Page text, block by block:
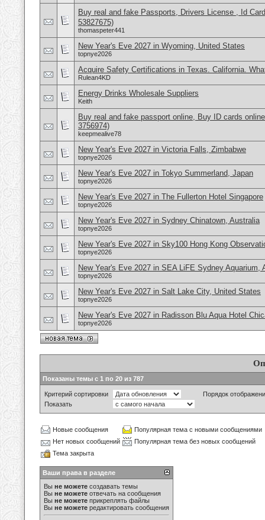
Buy real and fake Passports, Drivers License , Id
53827675)
thomaspeter441
New Year's Eve 2027 in Wyoming, United States
topnye2026
Acquire Safety Certifications in Texas. California.
Rulean4KD
Energy Drinks Wholesale Suppliers
Keith
Buy real and fake passport online, Buy ID cards
3756974)
keepmealive78
New Year's Eve 2027 in Victoria Falls, Zimbabwe
topnye2026
New Year's Eve 2027 in Tokyo Summerland, Japan
topnye2026
New Year's Eve 2027 in The Fullerton Hotel Singapore
topnye2026
New Year's Eve 2027 in Sydney Chinatown, Australia
topnye2026
New Year's Eve 2027 in Sky100 Hong Kong
topnye2026
New Year's Eve 2027 in SEA LiFE Sydney Aquarium,
topnye2026
New Year's Eve 2027 in Salt Lake City, United States
topnye2026
New Year's Eve 2027 in Radisson Blu Aqua Hotel
topnye2026
Показаны темы с 1 по 20 из 787
Критерий сортировки
Порядок
Показать
Новые сообщения
Популярная тема с новыми сообщениями
Нет новых сообщений
Популярная тема без новых сообщений
Тема закрыта
Ваши права в разделе
Вы не можете создавать темы
Вы не можете отвечать на сообщения
Вы не можете прикреплять файлы
Вы не можете редактировать сообщения